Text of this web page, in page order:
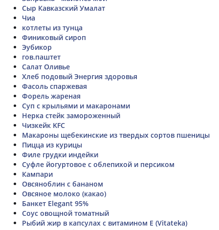
Сыр Кавказский Умалат
Чиа
котлеты из тунца
Финиковый сироп
Эубикор
гов.паштет
Салат Оливье
Хлеб подовый Энергия здоровья
Фасоль спаржевая
Форель жареная
Суп с крыльями и макаронами
Нерка стейк замороженный
Чизкейк KFC
Макароны щебекинские из твердых сортов пшеницы
Пицца из курицы
Филе грудки индейки
Суфле йогуртовое с облепихой и персиком
Кампари
Овсяноблин с бананом
Овсяное молоко (какао)
Банкет Elegant 95%
Соус овощной томатный
Рыбий жир в капсулах с витамином Е (Vitateka)